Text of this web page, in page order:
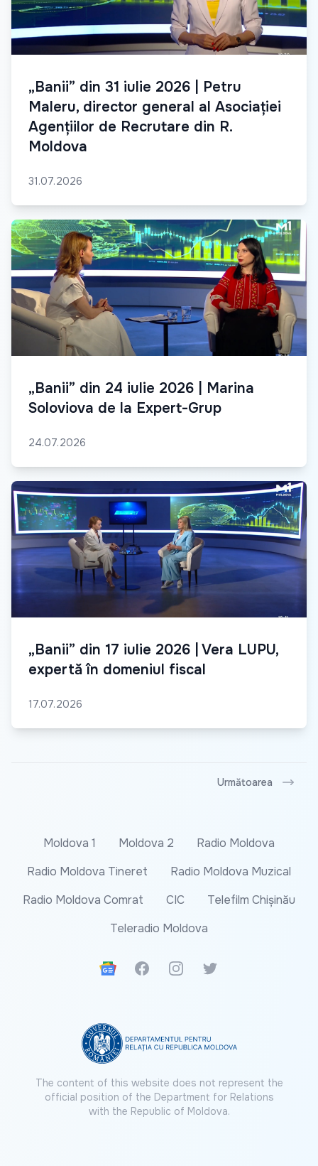
„Banii” din 31 iulie 2026 | Petru
Maleru, director general al Asociației
Agențiilor de Recrutare din R.
Moldova
31.07.2026
„Banii” din 24 iulie 2026 | Marina
Soloviova de la Expert-Grup
24.07.2026
„Banii” din 17 iulie 2026 | Vera LUPU,
expertă în domeniul fiscal
17.07.2026
Următoarea
Moldova 1 Moldova 2
Radio Moldova
Radio Moldova Tineret
Radio Moldova Muzical
Radio Moldova Comrat
CIC
Telefilm Chișinău
Teleradio Moldova
Google News
FacebookInstagramTwitter
The content of this website does not represent the
official position of the Department for Relations
with the Republic of Moldova.